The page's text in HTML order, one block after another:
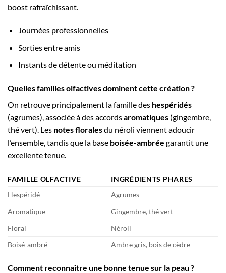
boost rafraîchissant.
Journées professionnelles
Sorties entre amis
Instants de détente ou méditation
Quelles familles olfactives dominent cette création ?
On retrouve principalement la famille des hespéridés
(agrumes), associée à des accordsaromatiques (gingembre,
thé vert). Les notes floralesdu néroli viennent adoucir
l’ensemble, tandis que la base boisée-ambrée garantit une
excellente tenue.
FAMILLE OLFACTIVE
INGRÉDIENTS PHARES
Hespéridé
Agrumes
Aromatique
Gingembre, thé vert
Floral
Néroli
Boisé-ambré
Ambre gris, bois de cèdre
Comment reconnaître une bonne tenue sur la peau ?